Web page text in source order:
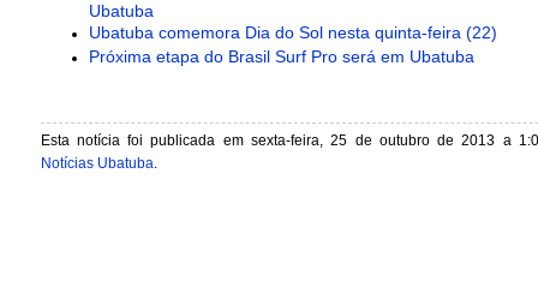
Ubatuba
Ubatuba comemora Dia do Sol nesta quinta-feira (22) ‎
Próxima etapa do Brasil Surf Pro será em Ubatuba
Esta notícia foi publicada em sexta-feira, 25 de outubro de 2013 a
Notícias Ubatuba.